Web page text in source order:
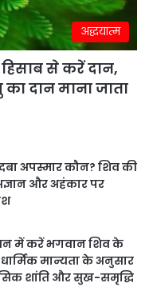
अद्धयात्म
से करें दान,
दान माना जाता
अपस्मार कौन? शिव की
और अहंकार पर
में करें भगवान शिव के
मान्यता के अनुसार
शांति और सुख-समृद्धि